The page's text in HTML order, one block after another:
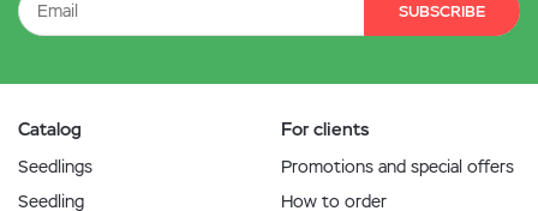
SUBSCRIBE
Catalog
Seedlings
Seedling
For clients
Promotions and special offers
How to order